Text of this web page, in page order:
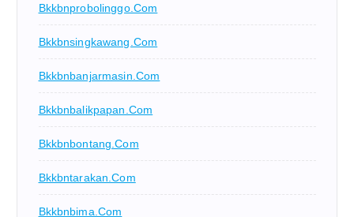
Bkkbnprobolinggo.com
Bkkbnsingkawang.com
Bkkbnbanjarmasin.com
Bkkbnbalikpapan.com
Bkkbnbontang.com
Bkkbntarakan.com
Bkkbnbima.com